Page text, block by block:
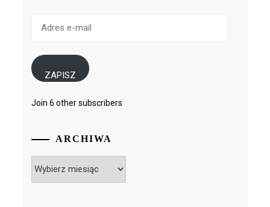
ZAPISZ
Join 6 other subscribers
ARCHIWA